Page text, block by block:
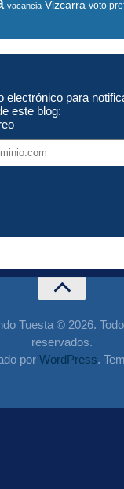
vacancia Vizcarra voto
electrónico para
este blog:
Tuesta © 2026.
reservados.
por WordPress.